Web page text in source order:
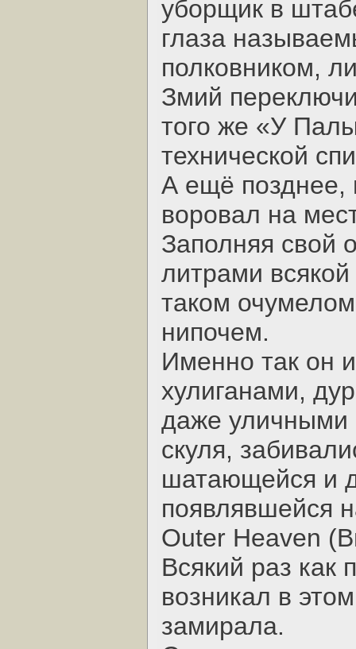
уборщик в
глаза
полковником,
Змий
того же «У
технической
А ещё позднее,
воровал на
Заполняя свой
литрами
таком
нипочем.
Именно так он
хулиганами,
даже уличными
скуля,
шатающейся и
появлявшейся
Outer Heaven
Всякий раз как
возникал в
замирала.